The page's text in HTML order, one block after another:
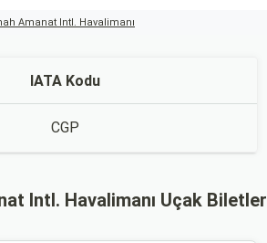
Amanat Intl. Havalimanı
IATA Kodu
CGP
Intl. Havalimanı Uçak